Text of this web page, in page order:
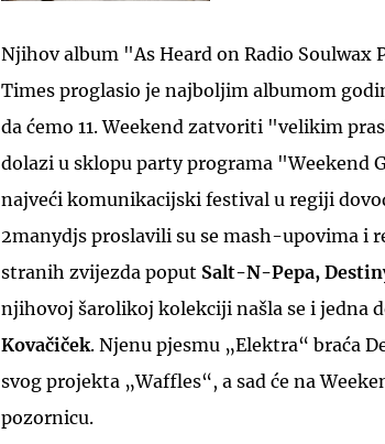
Njihov album "As Heard on Radio Soulwax
Times proglasio je najboljim albumom
da ćemo 11. Weekend zatvoriti "velikim
dolazi u sklopu party programa "Weekend
najveći komunikacijski festival u regiji
2manydjs proslavili su se mash-upovima i
stranih zvijezda poput Salt-N-Pepa,
njihovoj šarolikoj kolekciji našla se i jedna
Kovačiček. Njenu pjesmu „Elektra“ braća
svog projekta „Waffles“, a sad će na
pozornicu.